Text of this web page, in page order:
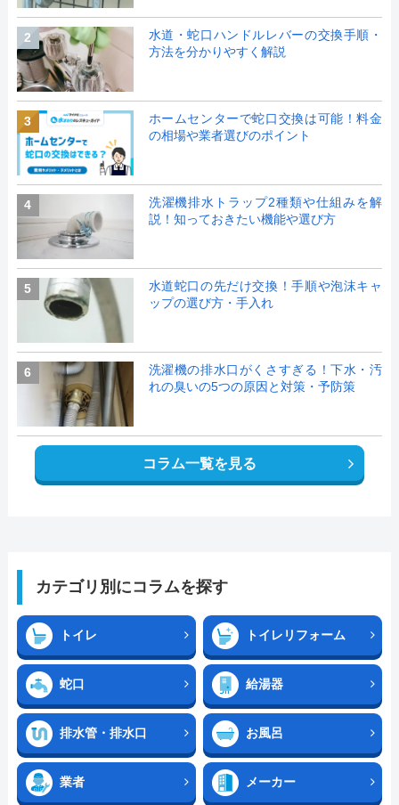
2
水道・蛇口ハンドルレバーの交換手順・
方法を分かりやすく解説
3
ホームセンターで蛇口交換は可能！料金
の相場や業者選びのポイント
4
洗濯機排水トラップ2種類や仕組みを解
説！知っておきたい機能や選び方
5
水道蛇口の先だけ交換！手順や泡沫キャ
ップの選び方・手入れ
6
洗濯機の排水口がくさすぎる！下水・汚
れの臭いの5つの原因と対策・予防策
コラム一覧を見る
カテゴリ別にコラムを探す
トイレ トイレリフォーム
蛇口 給湯器
排水管・排水口 お風呂
業者 メーカー